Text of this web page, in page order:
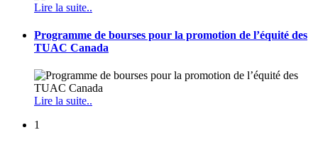
Lire la suite..
Programme de bourses pour la promotion de l’équité des
TUAC Canada
Lire la suite..
1